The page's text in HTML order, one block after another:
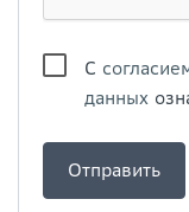
С
данных